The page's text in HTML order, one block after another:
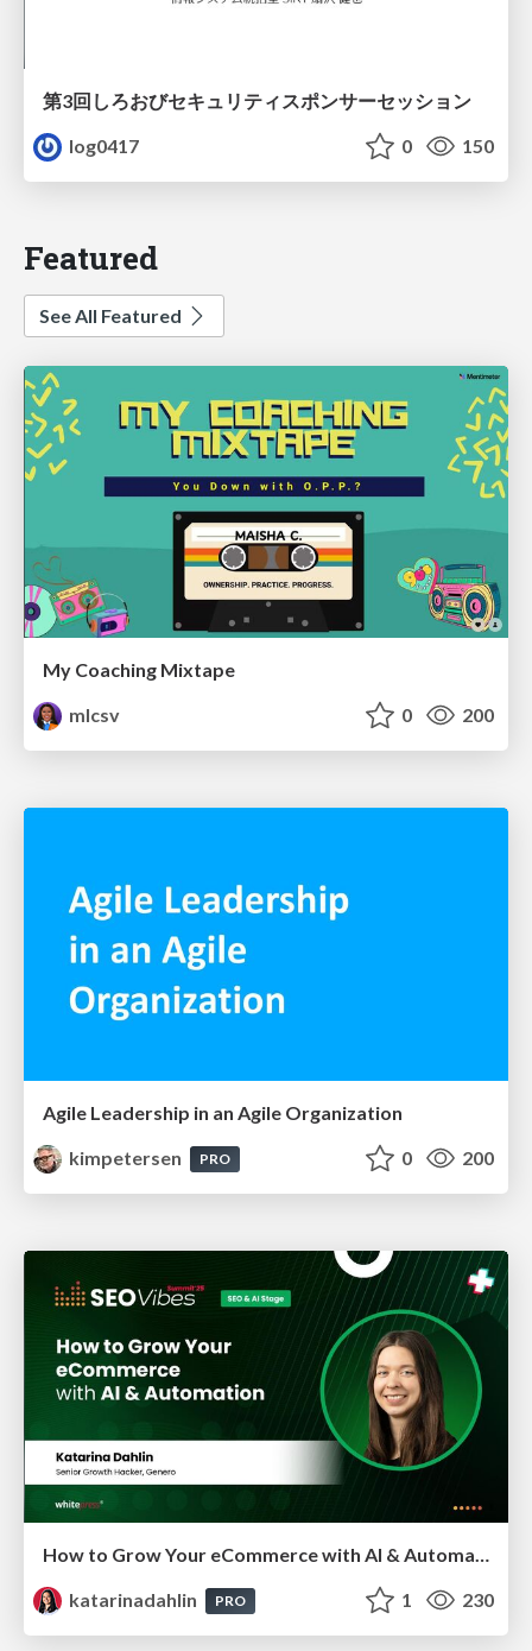
第3回しろおびセキュリティスポンサーセッション
log0417
0 150
Featured
See All Featured
My Coaching Mixtape
mlcsv
0 200
Agile Leadership in an Agile Organization
kimpetersen
PRO 0 200
How to Grow Your eCommerce with AI & Automation
katarinadahlin
PRO 1 230